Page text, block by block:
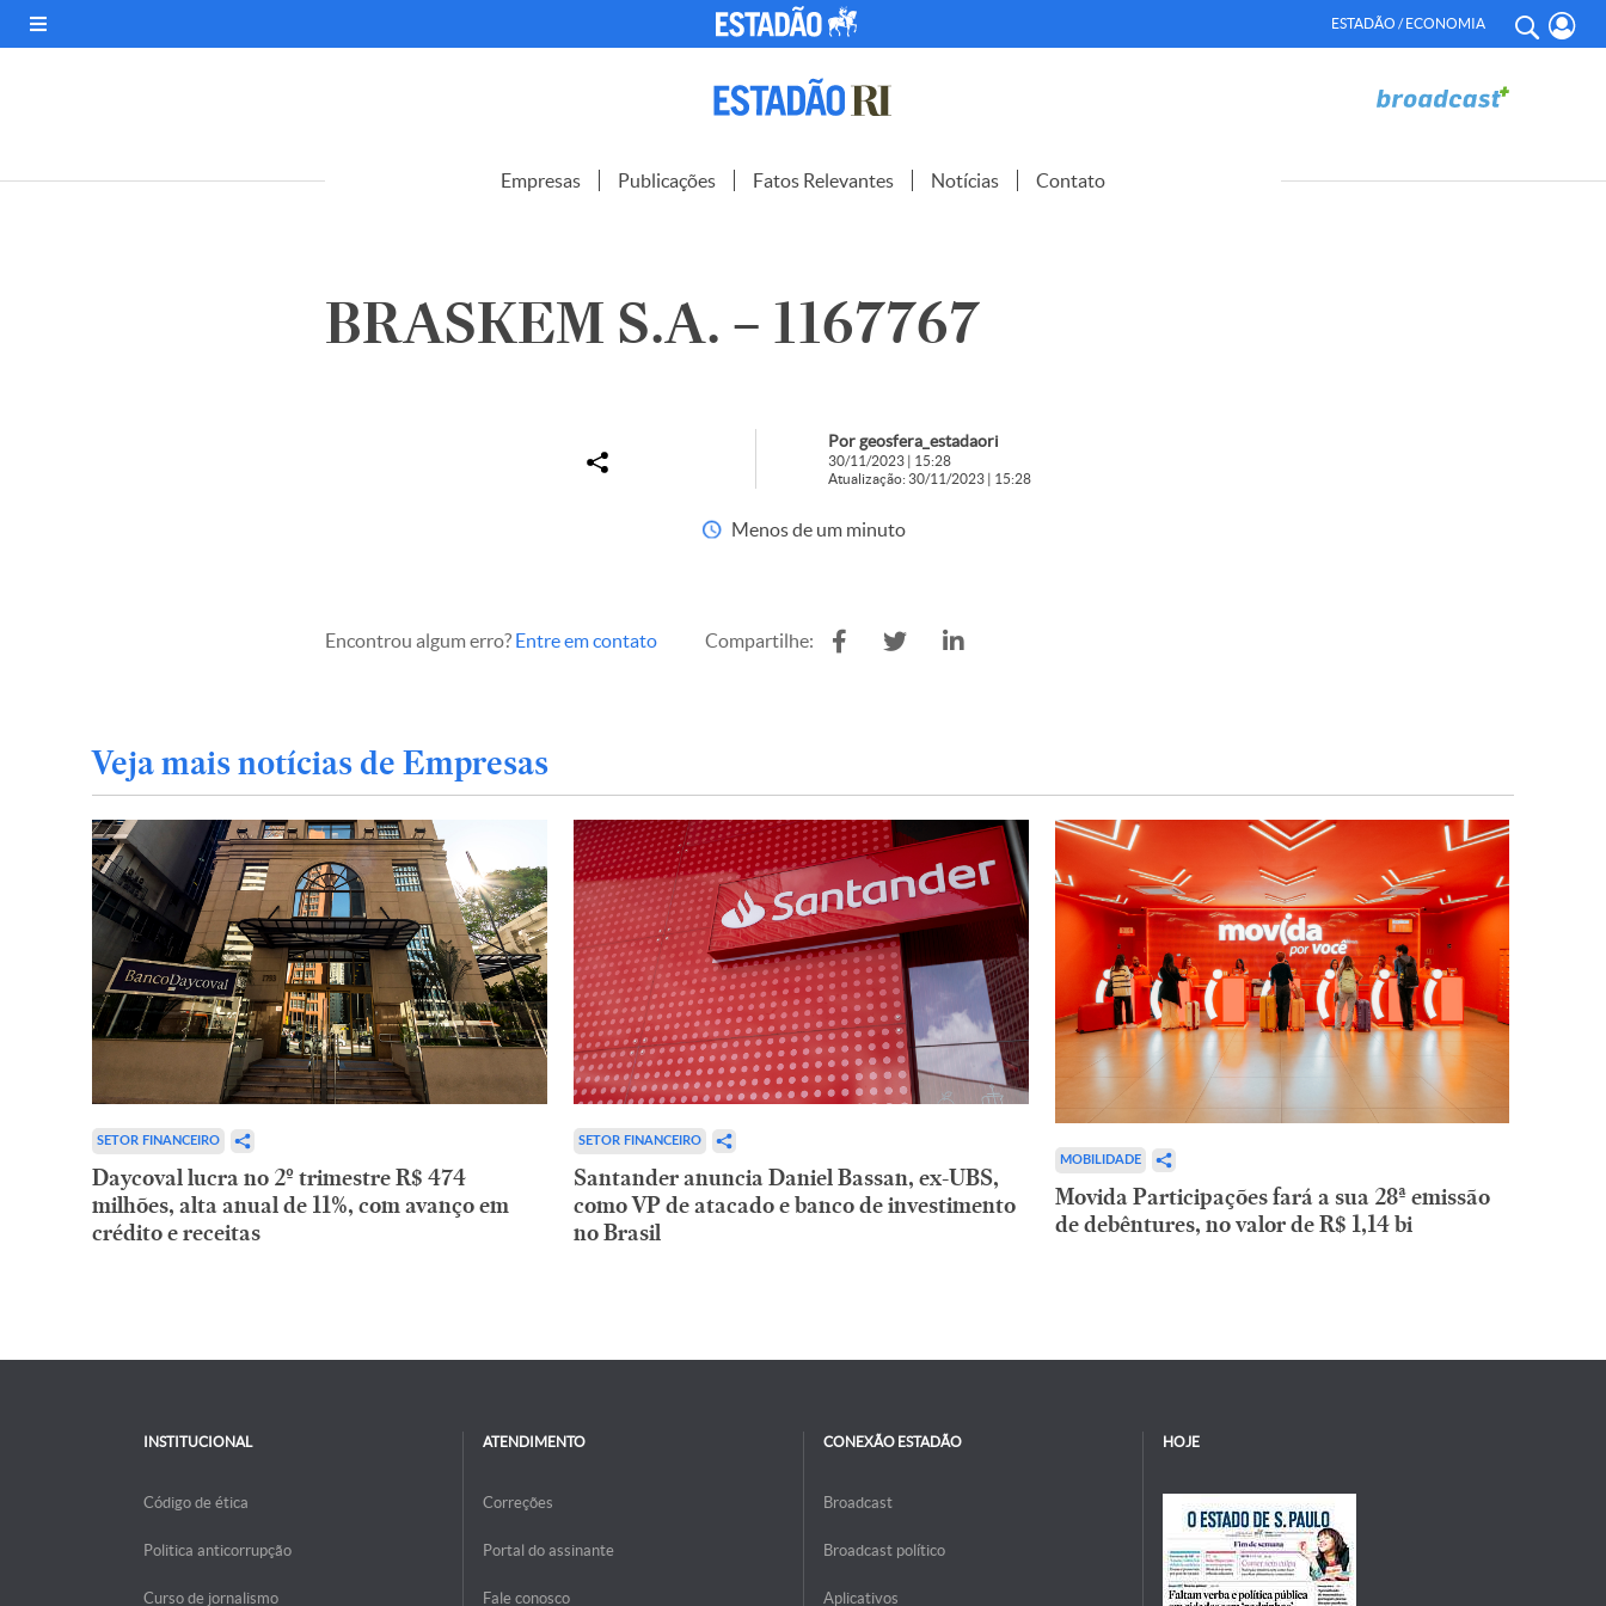
ESTADÃO / ECONOMIA
Empresas Publicações Fatos Relevantes Notícias Contato
BRASKEM S.A. – 1167767
Por geosfera_estadaori
30/11/2023 | 15:28
Atualização: 30/11/2023 | 15:28
Menos de um minuto
Encontrou algum erro? Entre em contato Compartilhe:
Veja mais notícias de Empresas
SETOR FINANCEIRO
Daycoval lucra no 2º trimestre R$ 474
milhões, alta anual de 11%, com avanço em
crédito e receitas
SETOR FINANCEIRO
Santander anuncia Daniel Bassan, ex-UBS,
como VP de atacado e banco de investimento
no Brasil
MOBILIDADE
Movida Participações fará a sua 28ª emissão
de debêntures, no valor de R$ 1,14 bi
INSTITUCIONAL
Código de ética
Politica anticorrupção
Curso de jornalismo
ATENDIMENTO
Correções
Portal do assinante
Fale conosco
CONEXÃO ESTADÃO
Broadcast
Broadcast político
Aplicativos
HOJE